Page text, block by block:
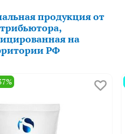
продукция от
на
РФ